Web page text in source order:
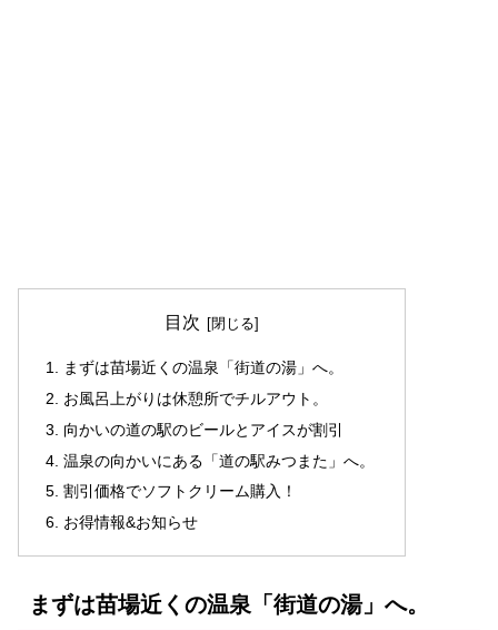
目次
まずは苗場近くの温泉「街道の湯」へ。
お風呂上がりは休憩所でチルアウト。
向かいの道の駅のビールとアイスが割引
温泉の向かいにある「道の駅みつまた」へ。
割引価格でソフトクリーム購入！
お得情報&お知らせ
まずは苗場近くの温泉「街道の湯」へ。